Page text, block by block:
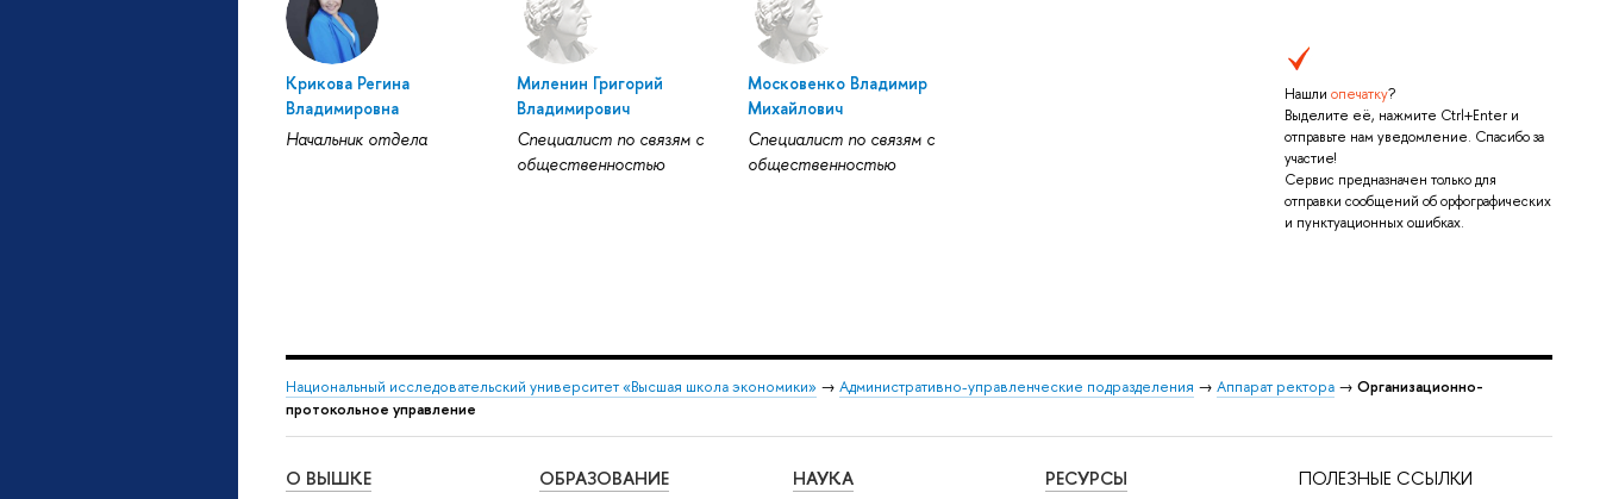
Нашли опечатку?
Выделите её, нажмите Ctrl+Enter и
отправьте нам уведомление. Спасибо за
участие!
Сервис предназначен только для
отправки сообщений об орфографических
и пунктуационных ошибках.
Крикова Регина
Владимировна
Начальник отдела
Миленин Григорий
Владимирович
Специалист по связям с
общественностью
Московенко Владимир
Михайлович
Специалист по связям с
общественностью
Национальный исследовательский университет «Высшая школа экономики» → Административно-управленческие подразделения → Аппарат ректора → Организационно-
протокольное управление
О ВЫШКЕ ОБРАЗОВАНИЕ НАУКА РЕСУРСЫ ПОЛЕЗНЫЕ ССЫЛКИ